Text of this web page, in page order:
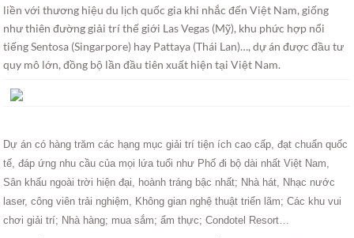
liền với thương hiệu du lịch quốc gia khi nhắc đến Việt Nam, giống
như thiên đường giải trí thế giới Las Vegas (Mỹ), khu phức hợp nổi
tiếng Sentosa (Singarpore) hay Pattaya (Thái Lan)…, dự án được đầu tư
quy mô lớn, đồng bộ lần đầu tiên xuất hiện tại Việt Nam.
Dự án có hàng trăm các hạng mục giải trí tiện ích cao cấp, đạt chuẩn quốc
tế, đáp ứng nhu cầu của mọi lứa tuổi như Phố đi bộ dài nhất Việt Nam,
Sân khấu ngoài trời hiện đại, hoành tráng bậc nhất; Nhà hát, Nhạc nước
laser, công viên trải nghiệm, Không gian nghệ thuật triển lãm; Các khu vui
chơi giải trí; Nhà hàng; mua sắm; ẩm thực; Condotel Resort…